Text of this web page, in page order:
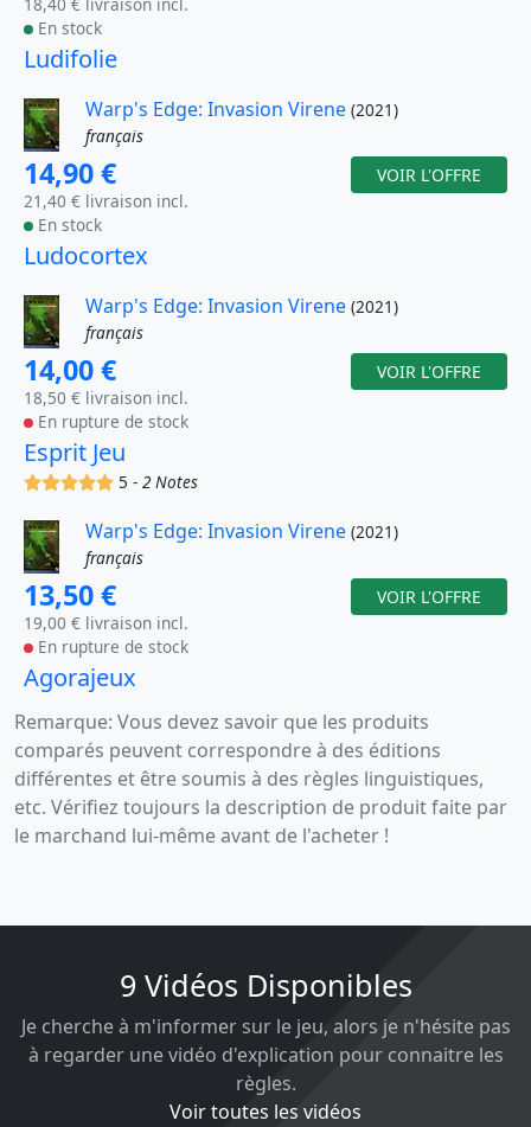
En stock
Ludifolie
Warp's Edge: Invasion Virene (2021)
français
14,90 €
21,40 € livraison incl.
En stock
VOIR L'OFFRE
Ludocortex
Warp's Edge: Invasion Virene (2021)
français
14,00 €
18,50 € livraison incl.
En rupture de stock
VOIR L'OFFRE
Esprit Jeu
(x)(x)(x)(x)(x)5 -2 Notes
Warp's Edge: Invasion Virene (2021)
français
13,50 €
19,00 € livraison incl.
En rupture de stock
VOIR L'OFFRE
Agorajeux
Remarque: Vous devez savoir que les produits
comparés peuvent correspondre à des éditions
différentes et être soumis à des règles linguistiques,
etc. Vérifiez toujours la description de produit faite par
le marchand lui-même avant de l'acheter !
9 Vidéos Disponibles
Je cherche à m'informer sur le jeu, alors je n'hésite pas
à regarder une vidéo d'explication pour connaitre les
règles.
Voir toutes les vidéos